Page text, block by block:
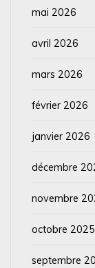
mai 2026
avril 2026
mars 2026
février 2026
janvier 2026
décembre
novembre
octobre 2025
septembre